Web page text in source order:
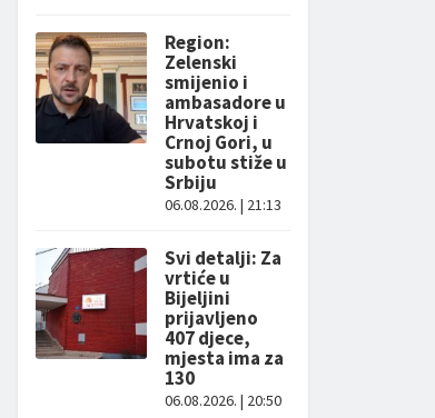
Region:
Zelenski
smijenio i
ambasadore u
Hrvatskoj i
Crnoj Gori, u
subotu stiže u
Srbiju
06.08.2026. | 21:13
Svi detalji: Za
vrtiće u
Bijeljini
prijavljeno
407 djece,
mjesta ima za
130
06.08.2026. | 20:50